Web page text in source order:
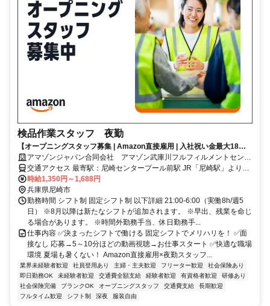
検品作業スタッフ 夜勤
【オープニングスタッフ募集 | Amazon直接雇用 | 入社祝い金最大18万
円★】 朝弱いなら夜働くのもアリ？勤続期間によって昇給アリ♪長期で
安定！
アマゾンジャパン合同会社 アマゾン武庫川フルフィルメントセンタ
ー
交通アクセス 最寄駅：尼崎センタープール前駅 JR「尼崎駅」よりシ
ャトルバス約30分 阪急「西宮北口駅」よりシャトルバス約30分
JR「三ノ宮駅」よりシャトルバス約40分 ※シャトルバス運行あり ※
自転車通勤可 ※自動車通勤可 ※バイク通勤不可
時給1,350円～1,688円
兵庫県尼崎市
勤務時間 シフト制 固定シフト制 以下詳細 21:00-6:00（実働8h/週5
日） ※8月以降は新たなシフトが追加されます。 ※早出、残業を命じ
る場合があります。 ※時間外勤務手当、休日勤務手...
仕事内容 ✅決まったシフトで働ける 固定シフトでメリハリを！ ✅面
接なし 応募→5～10分ほどの動画視聴→お仕事スタート ✅快適な職場
環境 夏場も暑くない！ Amazon直接雇用×夜勤スタッフ...
業界未経験者歓迎 社員登用あり 主婦・主夫歓迎 フリーター歓迎
社会保険あり
即日勤務OK
未経験者歓迎 交通費全額支給 経験者歓迎 有資格者歓迎
研修あり
社会保険完備
ブランクOK オープニングスタッフ 交通費支給
長期歓迎
フルタイム歓迎
シフト制 深夜 服装自由